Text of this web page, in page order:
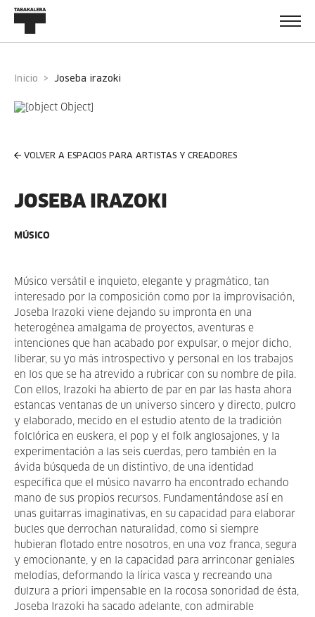
Inicio joseba irazoki
VOLVER A ESPACIOS PARA ARTISTAS Y CREADORES
JOSEBA IRAZOKI
MÚSICO
Músico versátil e inquieto, elegante y pragmático, tan
interesado por la composición como por la improvisación,
Joseba Irazoki viene dejando su impronta en una
heterogénea amalgama de proyectos, aventuras e
intenciones que han acabado por expulsar, o mejor dicho,
liberar, su yo más introspectivo y personal en los trabajos
en los que se ha atrevido a rubricar con su nombre de pila.
Con ellos, Irazoki ha abierto de par en par las hasta ahora
estancas ventanas de un universo sincero y directo, pulcro
y elaborado, mecido en el estudio atento de la tradición
folclórica en euskera, el pop y el folk anglosajones, y la
experimentación a las seis cuerdas, pero también en la
ávida búsqueda de un distintivo, de una identidad
específica que el músico navarro ha encontrado echando
mano de sus propios recursos. Fundamentándose así en
unas guitarras imaginativas, en su capacidad para elaborar
bucles que derrochan naturalidad, como si siempre
hubieran flotado entre nosotros, en una voz franca, segura
y emocionante, y en la capacidad para arrinconar geniales
melodías, deformando la lírica vasca y recreando una
dulzura a priori impensable en la rocosa sonoridad de ésta,
Joseba Irazoki ha sacado adelante, con admirable